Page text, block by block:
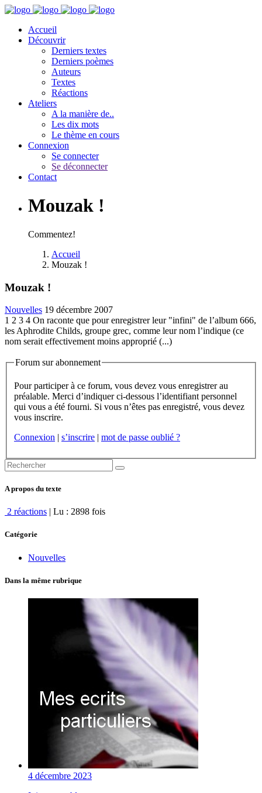
Accueil
Découvrir
Derniers textes
Derniers poèmes
Auteurs
Textes
Réactions
Ateliers
A la manière de..
Les dix mots
Le thème en cours
Connexion
Se connecter
Se déconnecter
Contact
Mouzak !
Commentez!
Accueil
Mouzak !
Mouzak !
Nouvelles 19 décembre 2007
1 2 3 4 On raconte que pour enregistrer leur "infini" de l’album 666,
les Aphrodite Childs, groupe grec, comme leur nom l’indique (ce
nom serait effectivement moins approprié (...)
Forum sur abonnement
Pour participer à ce forum, vous devez vous enregistrer au
préalable. Merci d’indiquer ci-dessous l’identifiant personnel
qui vous a été fourni. Si vous n’êtes pas enregistré, vous devez
vous inscrire.
Connexion | s’inscrire | mot de passe oublié ?
A propos du texte
2 réactions | Lu : 2898 fois
Catégorie
Nouvelles
Dans la même rubrique
4 décembre 2023